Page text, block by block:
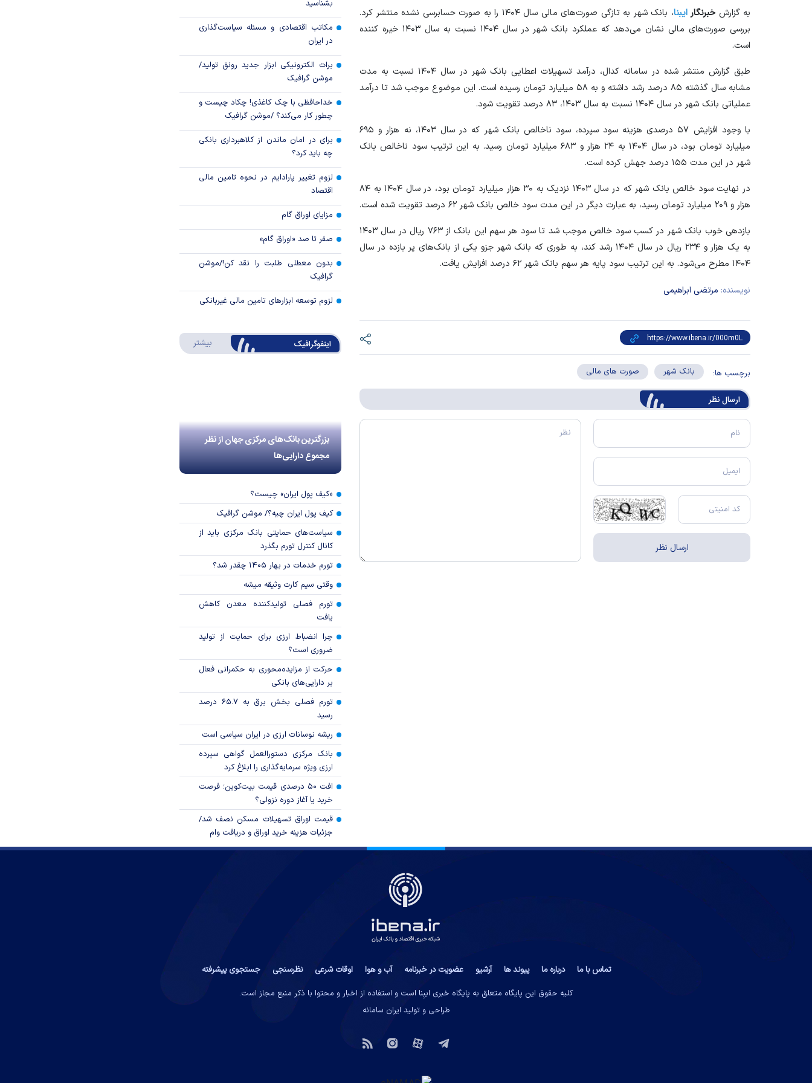
به گزارش خبرنگارایبنا
، بانک شهر به تازگی صورت‌های مالی سال ۱۴۰۴ را به صورت حسابرسی نشده منتشر کرد.
بررسی صورت‌های مالی نشان می‌دهد که عملکرد بانک شهر در سال ۱۴۰۴ نسبت به سال ۱۴۰۳ خیره کننده
است.
طبق گزارش منتشر شده در سامانه کدال، درآمد تسهیلات اعطایی بانک شهر در سال ۱۴۰۴ نسبت به مدت
مشابه سال گذشته ۸۵ درصد رشد داشته و به ۵۸ میلیارد تومان رسیده است. این موضوع موجب شد تا درآمد
عملیاتی بانک شهر در سال ۱۴۰۴ نسبت به سال ۱۴۰۳، ۸۳ درصد تقویت شود.
با وجود افزایش ۵۷ درصدی هزینه سود سپرده، سود ناخالص بانک شهر که در سال ۱۴۰۳، نه هزار و ۶۹۵
میلیارد تومان بود، در سال ۱۴۰۴ به ۲۴ هزار و ۶۸۳ میلیارد تومان رسید. به این ترتیب سود ناخالص بانک
شهر در این مدت ۱۵۵ درصد جهش کرده است.
در نهایت سود خالص بانک شهر که در سال ۱۴۰۳ نزدیک به ۳۰ هزار میلیارد تومان بود، در سال ۱۴۰۴ به ۸۴
هزار و ۲۰۹ میلیارد تومان رسید، به عبارت دیگر در این مدت سود خالص بانک شهر ۶۲ درصد تقویت شده است.
بازدهی خوب بانک شهر در کسب سود خالص موجب شد تا سود هر سهم این بانک از ۷۶۳ ریال در سال ۱۴۰۳
به یک هزار و ۲۳۴ ریال در سال ۱۴۰۴ رشد کند، به طوری که بانک شهر جزو یکی از بانک‌های پر بازده در سال
۱۴۰۴ مطرح می‌شود. به این ترتیب سود پایه هر سهم بانک شهر ۶۲ درصد افزایش یافت.
نویسنده: مرتضی ابراهیمی
برچسب ها: بانک شهر صورت های مالی
ارسال‌ نظر
رکود تورمی اقتصاد جهانی با شوک نفتی
ناشی از جنگ ایران
بشناسید
مکاتب اقتصادی و مسئله سیاست‌گذاری
در ایران
برات الکترونیکی ابزار جدید رونق تولید/
موشن گرافیک
خداحافظی با چک کاغذی! چکاد چیست و
چطور کار می‌کند؟ /موشن گرافیک
برای در امان ماندن از کلاهبرداری بانکی
چه باید کرد؟
لزوم تغییر پارادایم در نحوه تامین مالی
اقتصاد
مزایای اوراق گام
صفر تا صد «اوراق گام»
بدون معطلی طلبت را نقد کن!/موشن
گرافیک
لزوم توسعه ابزارهای تامین مالی غیربانکی
اینفوگرافیک بیشتر درباره اینفوگرافیک
بزرگترین بانک‌های مرکزی جهان از نظر
مجموع دارایی‌ها
«کیف پول ایران» چیست؟
کیف پول ایران چیه؟/ موشن گرافیک
سیاست‌های حمایتی بانک مرکزی باید از
کانال کنترل تورم بگذرد
تورم خدمات در بهار ۱۴۰۵ چقدر شد؟
وقتی سیم کارت وثیقه میشه
تورم فصلی تولیدکننده معدن کاهش
یافت
چرا انضباط ارزی برای حمایت از تولید
ضروری است؟
حرکت از مزایده‌محوری به حکمرانی فعال
بر دارایی‌های بانکی
تورم فصلی بخش برق به ۶۵.۷ درصد
رسید
ریشه نوسانات ارزی در ایران سیاسی است
بانک مرکزی دستورالعمل گواهی سپرده
ارزی ویژه سرمایه‌گذاری را ابلاغ کرد
افت ۵۰ درصدی قیمت بیت‌کوین؛ فرصت
خرید یا آغاز دوره نزولی؟
قیمت اوراق تسهیلات مسکن نصف شد/
جزئیات هزینه خرید اوراق و دریافت وام
تماس با ما درباره ما پیوند ها آرشیو عضویت در خبرنامه آب و هوا اوقات شرعی نظرسنجی
جستجوی پیشرفته
کلیه حقوق این پایگاه متعلق به پایگاه خبری ایبِنا است و استفاده از اخبار و محتوا با ذکر منبع مجاز است.
طراحی و تولید ایران سامانه